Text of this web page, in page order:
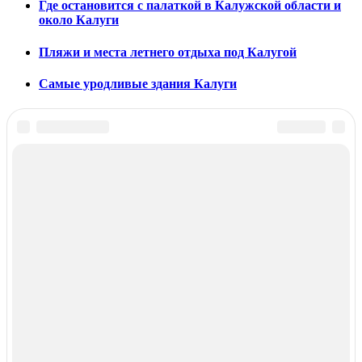
Где остановится с палаткой в Калужской области и
около Калуги
Пляжи и места летнего отдыха под Калугой
Самые уродливые здания Калуги